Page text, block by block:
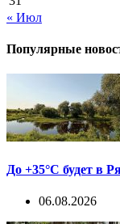
« Июл
Популярные
До +35°С будет в
06.08.2026